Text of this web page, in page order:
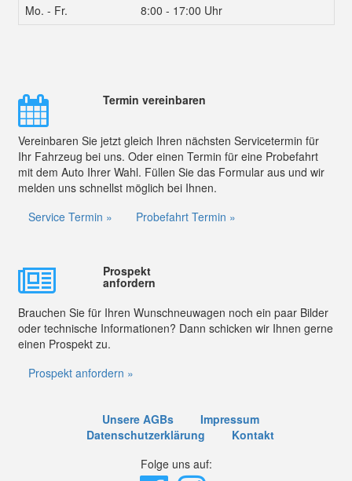
Mo. - Fr.
8:00 - 17:00 Uhr
Termin vereinbaren
Vereinbaren Sie jetzt gleich Ihren nächsten Servicetermin für
Ihr Fahrzeug bei uns. Oder einen Termin für eine Probefahrt
mit dem Auto Ihrer Wahl. Füllen Sie das Formular aus und wir
melden uns schnellst möglich bei Ihnen.
Service Termin »
Probefahrt Termin »
Prospekt
anfordern
Brauchen Sie für Ihren Wunschneuwagen noch ein paar Bilder
oder technische Informationen? Dann schicken wir Ihnen gerne
einen Prospekt zu.
Prospekt anfordern »
Unsere AGBs
Impressum
Datenschutzerklärung
Kontakt
Folge uns auf: